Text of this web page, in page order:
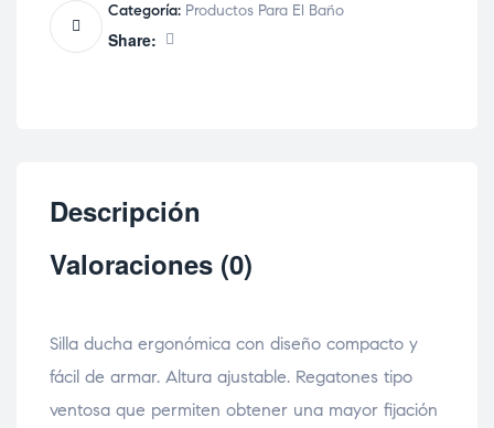
Categoría: Productos Para El Baño
Share:
Descripción
Valoraciones (0)
Silla ducha ergonómica con diseño compacto y
fácil de armar. Altura ajustable. Regatones tipo
ventosa que permiten obtener una mayor fijación